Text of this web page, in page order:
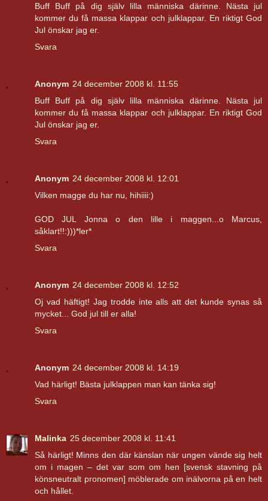
Buff Buff på dig själv lilla människa därinne. Nästa jul
kommer du få massa klappar och julklappar. En riktigt God
Jul önskar jag er.
Svara
Anonym 24 december 2008 kl. 11:55
Buff Buff på dig själv lilla människa därinne. Nästa jul
kommer du få massa klappar och julklappar. En riktigt God
Jul önskar jag er.
Svara
Anonym 24 december 2008 kl. 12:01
Vilken magge du har nu, hihiiii:)
GOD JUL Jonna o den lille i maggen...o Marcus,
såklart!!:)))*ler*
Svara
Anonym 24 december 2008 kl. 12:52
Oj vad häftigt! Jag trodde inte alls att det kunde synas så
mycket... God jul till er alla!
Svara
Anonym 24 december 2008 kl. 14:19
Vad härligt! Bästa julklappen man kan tänka sig!
Svara
Malinka 25 december 2008 kl. 11:41
Så härligt! Minns den där känslan när ungen vände sig helt
om i magen – det var som om hen [svensk stavning på
könsneutralt pronomen] möblerade om inälvorna på en helt
och hållet.